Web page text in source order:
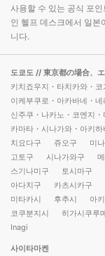
사용할 수 있는 공식 포
인 헬프 데스크에서 일본
니다.
도쿄도 // 東京都の場合、
키치죠우지・타치카와・
이케부쿠로・아카바네・
신주쿠・나카노・코엔지
카마타・시나가와・아키
치요다구
쥬오구 미
고토구
시나가와구
스기나미구
토시마구
아다치구
카츠시카구
미타카시
후추시 아
코쿠분지시
히가시쿠루
Inagi
사이타마켄